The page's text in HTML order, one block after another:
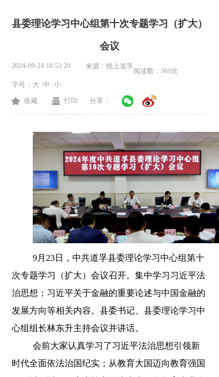
县委理论学习中心组第十次专题学习（扩大）
会议
2024-09-24 10:53:20 来源： 线上道孚
阅读数： 369次
字号： 大 中 小
收藏 打印 分享：
9月23日，中共道孚县委理论学习中心组第十
次专题学习（扩大）会议召开。集中学习习近平法
治思想；习近平关于金融的重要论述与中国金融的
发展方向等相关内容。县委书记、县委理论学习中
心组组长林东升主持会议并讲话。
会前大家认真学习了习近平法治思想引领新
时代全面依法治国纪实；从教育大国迈向教育强国